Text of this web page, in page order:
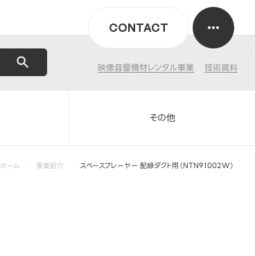
映像音響機材レンタル事業 技術資料
CONTACT
その他
ホーム 事業紹介 スペースプレーヤー 配線ダクト用（NTN91002W）